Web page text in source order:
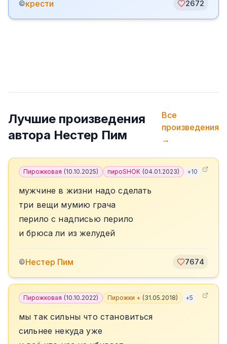
©крести 2672
Лучшие произведения
автора ️Нестер Пим
Все
произведения
→
Пирожковая (10.10.2025) пироSHOK (04.01.2023) +10
мужчине в жизни надо сделать
три вещи мумию грача
перило с надписью перило
и брюса ли из желудей
©️Нестер Пим 7674
Пирожковая (10.10.2022) Пирожки + (31.05.2018) +5
мы так сильны что становиться
сильнее некуда уже